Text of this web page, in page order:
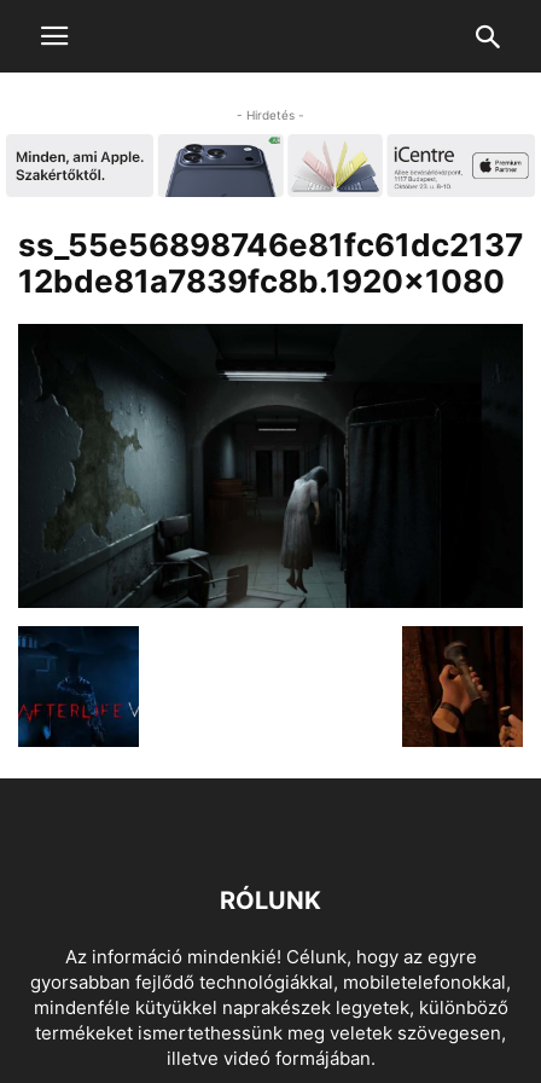
- Hirdetés -
ss_55e56898746e81fc61dc2137
12bde81a7839fc8b.1920×1080
RÓLUNK
Az információ mindenkié! Célunk, hogy az egyre
gyorsabban fejlődő technológiákkal, mobiletelefonokkal,
mindenféle kütyükkel naprakészek legyetek, különböző
termékeket ismertethessünk meg veletek szövegesen,
illetve videó formájában.